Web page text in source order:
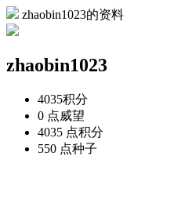
zhaobin1023的资料
zhaobin1023
4035积分
0 点威望
4035 点积分
550 点种子